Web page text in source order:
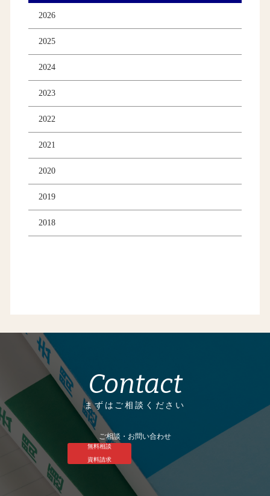
2026
2025
2024
2023
2022
2021
2020
2019
2018
Contact
まずはご相談ください
ご相談・お問い合わせ
無料相談
資料請求